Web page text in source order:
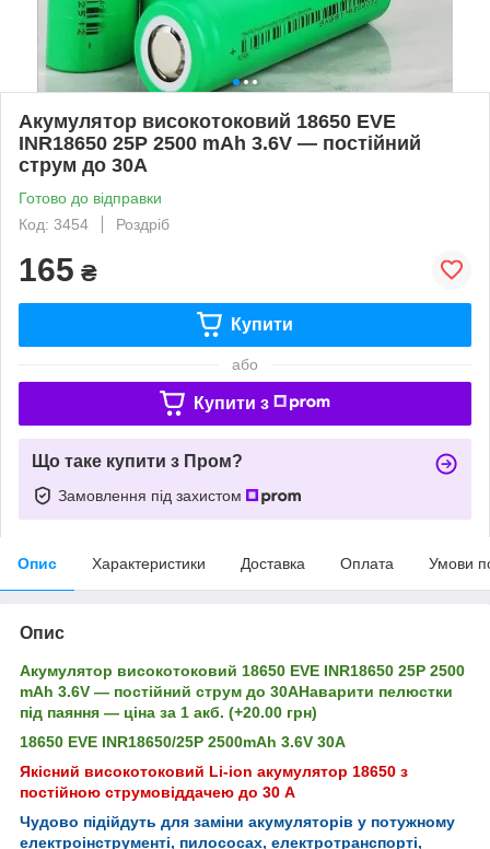
Акумулятор високотоковий 18650 EVE
INR18650 25P 2500 mAh 3.6V — постійний
струм до 30A
Готово до відправки
Код: 3454
Роздріб
165 ₴
Купити
або
Купити з
Що таке купити з Пром?
Замовлення під захистом
Опис Характеристики Доставка Оплата Умови
Опис
Акумулятор високотоковий 18650 EVE INR18650 25P 2500
mAh 3.6V — постійний струм до 30AНаварити пелюстки
під паяння — ціна за 1 акб. (+20.00 грн)
18650 EVE INR18650/25P 2500mAh 3.6V 30A
Якісний високотоковий Li-ion акумулятор 18650 з
постійною струмовіддачею до 30 А
Чудово підійдуть для заміни акумуляторів у потужному
електроінструменті, пилососах, електротранспорті,